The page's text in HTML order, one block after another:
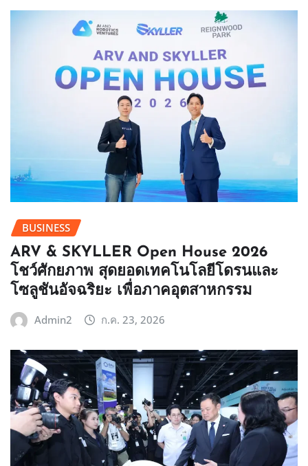
BUSINESS
ARV & SKYLLER Open House 2026
โชว์ศักยภาพ สุดยอดเทคโนโลยีโดรนและ
โซลูชันอัจฉริยะ เพื่อภาคอุตสาหกรรม
Admin2 ก.ค. 23, 2026